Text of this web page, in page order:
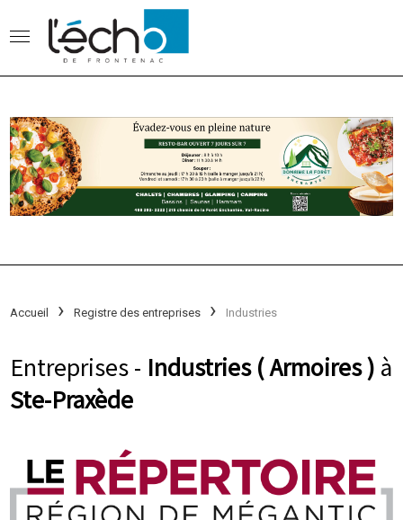
Accueil Registre des entreprises Industries
Entreprises - Industries ( Armoires ) à
Ste-Praxède